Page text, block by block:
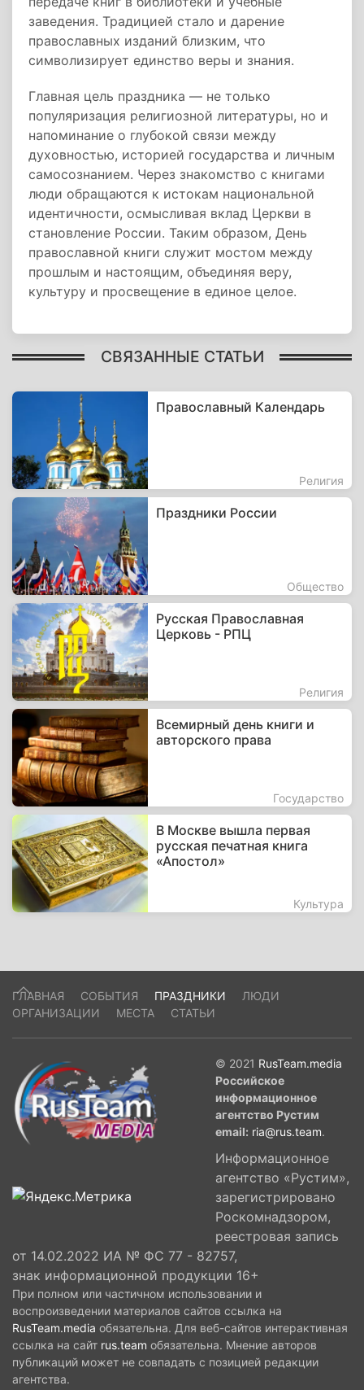
заведения. Традицией стало и дарение
православных изданий близким, что
символизирует единство веры и знания.
Главная цель праздника — не только
популяризация религиозной литературы, но и
напоминание о глубокой связи между
духовностью, историей государства и личным
самосознанием. Через знакомство с книгами
люди обращаются к истокам национальной
идентичности, осмысливая вклад Церкви в
становление России. Таким образом, День
православной книги служит мостом между
прошлым и настоящим, объединяя веру,
культуру и просвещение в единое целое.
СВЯЗАННЫЕ СТАТЬИ
Православный Календарь
Религия
Праздники России
Общество
Русская Православная
Церковь - РПЦ
Религия
Всемирный день книги и
авторского права
Государство
В Москве вышла первая
русская печатная книга
«Апостол»
Культура
ГЛАВНАЯ СОБЫТИЯ ПРАЗДНИКИ
ЛЮДИ
ОРГАНИЗАЦИИ
МЕСТА СТАТЬИ
© 2021 RusTeam.media
Российское
информационное
агентство Рустим
email: ria@rus.team.
Информационное
агентство «Рустим»,
зарегистрировано
Роскомнадзором,
реестровая запись
от 14.02.2022 ИА № ФС 77 - 82757,
знак информационной продукции 16+
При полном или частичном использовании и
воспроизведении материалов сайтов ссылка на
RusTeam.media обязательна. Для веб-сайтов интерактивная
ссылка на сайт rus.team обязательна. Мнение авторов
публикаций может не совпадать с позицией редакции
агентства.